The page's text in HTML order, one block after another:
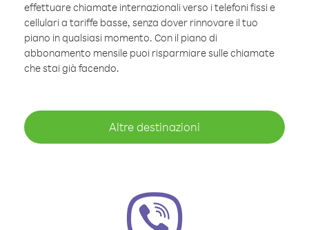
effettuare chiamate internazionali verso i telefoni fissi e
cellulari a tariffe basse, senza dover rinnovare il tuo
piano in qualsiasi momento. Con il piano di
abbonamento mensile puoi risparmiare sulle chiamate
che stai già facendo.
Altre destinazioni